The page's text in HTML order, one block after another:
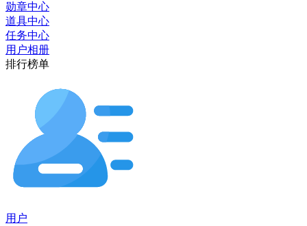
勋章中心
道具中心
任务中心
用户相册
排行榜单
用户